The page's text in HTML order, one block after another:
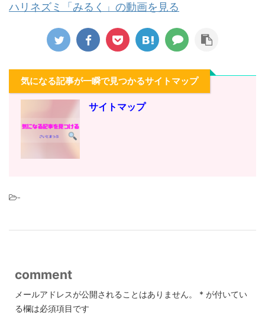
ハリネズミ「みるく」の動画を見る
気になる記事が一瞬で見つかるサイトマップ
サイトマップ
-
comment
メールアドレスが公開されることはありません。 * が付いてい
る欄は必須項目です